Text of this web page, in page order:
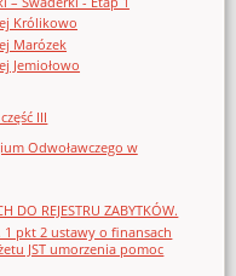
Królikowo
Marózek
Jemiołowo
III
Odwoławczego w
DO REJESTRU ZABYTKÓW.
pkt 2 ustawy o finansach
JST umorzenia pomoc